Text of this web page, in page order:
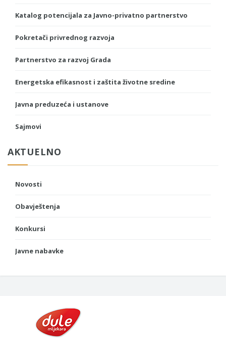
Katalog potencijala za Javno-privatno partnerstvo
Pokretači privrednog razvoja
Partnerstvo za razvoj Grada
Energetska efikasnost i zaštita životne sredine
Javna preduzeća i ustanove
Sajmovi
AKTUELNO
Novosti
Obavještenja
Konkursi
Javne nabavke